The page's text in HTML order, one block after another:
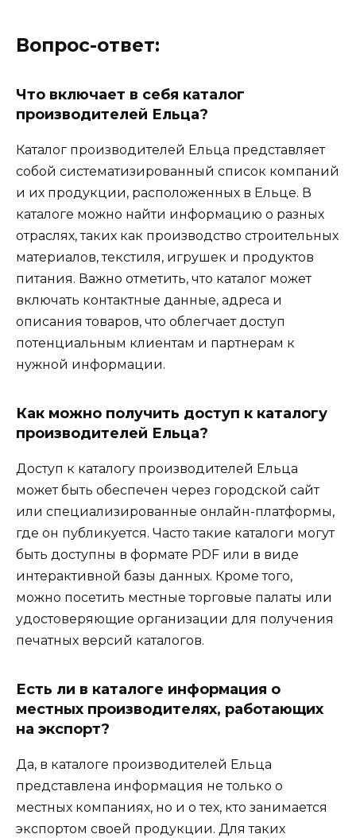
Вопрос-ответ:
Что включает в себя каталог
производителей Ельца?
Каталог производителей Ельца представляет
собой систематизированный список компаний
и их продукции, расположенных в Ельце. В
каталоге можно найти информацию о разных
отраслях, таких как производство строительных
материалов, текстиля, игрушек и продуктов
питания. Важно отметить, что каталог может
включать контактные данные, адреса и
описания товаров, что облегчает доступ
потенциальным клиентам и партнерам к
нужной информации.
Как можно получить доступ к каталогу
производителей Ельца?
Доступ к каталогу производителей Ельца
может быть обеспечен через городской сайт
или специализированные онлайн-платформы,
где он публикуется. Часто такие каталоги могут
быть доступны в формате PDF или в виде
интерактивной базы данных. Кроме того,
можно посетить местные торговые палаты или
удостоверяющие организации для получения
печатных версий каталогов.
Есть ли в каталоге информация о
местных производителях, работающих
на экспорт?
Да, в каталоге производителей Ельца
представлена информация не только о
местных компаниях, но и о тех, кто занимается
экспортом своей продукции. Для таких